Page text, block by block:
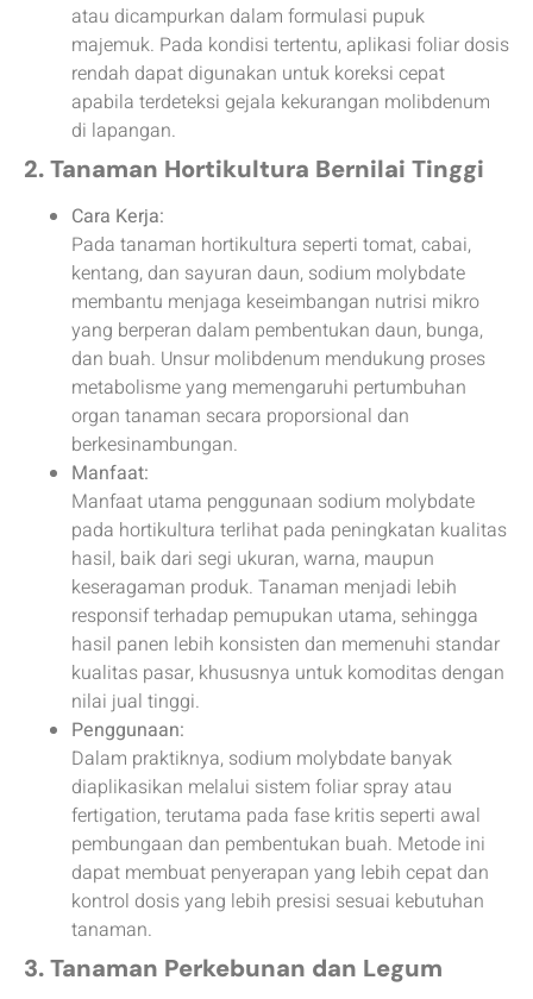
atau dicampurkan dalam formulasi pupuk
majemuk. Pada kondisi tertentu, aplikasi foliar dosis
rendah dapat digunakan untuk koreksi cepat
apabila terdeteksi gejala kekurangan molibdenum
di lapangan.
2. Tanaman Hortikultura Bernilai Tinggi
Cara Kerja:
Pada tanaman hortikultura seperti tomat, cabai,
kentang, dan sayuran daun, sodium molybdate
membantu menjaga keseimbangan nutrisi mikro
yang berperan dalam pembentukan daun, bunga,
dan buah. Unsur molibdenum mendukung proses
metabolisme yang memengaruhi pertumbuhan
organ tanaman secara proporsional dan
berkesinambungan.
Manfaat:
Manfaat utama penggunaan sodium molybdate
pada hortikultura terlihat pada peningkatan kualitas
hasil, baik dari segi ukuran, warna, maupun
keseragaman produk. Tanaman menjadi lebih
responsif terhadap pemupukan utama, sehingga
hasil panen lebih konsisten dan memenuhi standar
kualitas pasar, khususnya untuk komoditas dengan
nilai jual tinggi.
Penggunaan:
Dalam praktiknya, sodium molybdate banyak
diaplikasikan melalui sistem foliar spray atau
fertigation, terutama pada fase kritis seperti awal
pembungaan dan pembentukan buah. Metode ini
dapat membuat penyerapan yang lebih cepat dan
kontrol dosis yang lebih presisi sesuai kebutuhan
tanaman.
3. Tanaman Perkebunan dan Legum